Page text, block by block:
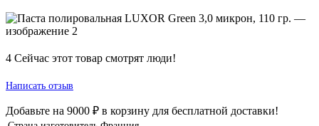
4 Сейчас этот товар смотрят люди!
Написать отзыв
Добавьте на 9000 ₽ в корзину для бесплатной доставки!